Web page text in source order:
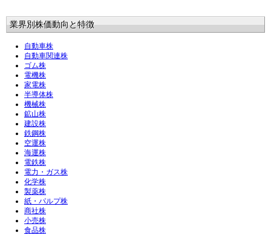
業界別株価動向と特徴
自動車株
自動車関連株
ゴム株
電機株
家電株
半導体株
機械株
鉱山株
建設株
鉄鋼株
空運株
海運株
電鉄株
電力・ガス株
化学株
製薬株
紙・パルプ株
商社株
小売株
食品株